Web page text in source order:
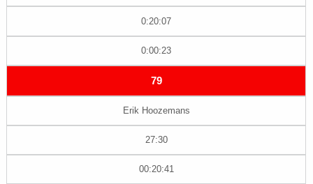
0:20:07
0:00:23
79
Erik Hoozemans
27:30
00:20:41